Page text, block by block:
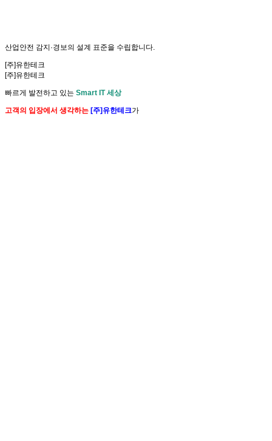
산업안전 감지·경보 의 설계 표준을 수립합니다.
[주]유한테크
[주]유한테크
빠르게 발전하고 있는 Smart IT 세상
고객의 입장에서 생각하는 [주]유한테크가